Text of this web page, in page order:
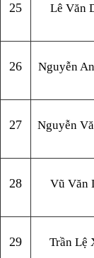
25 Lê Văn
26 Nguyễn
27 Nguyễn
28 Vũ Văn
29 Trần Lệ